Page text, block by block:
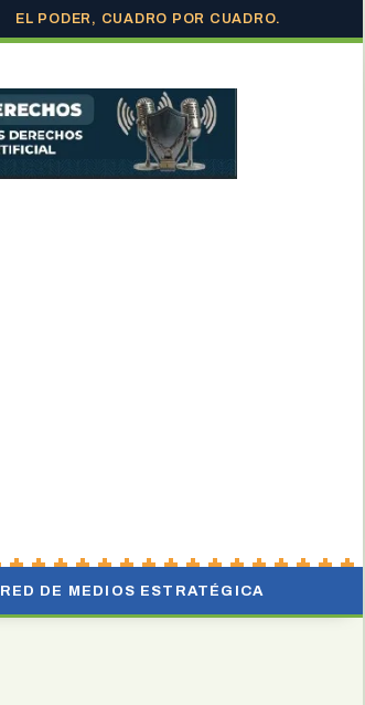
EL PODER, CUADRO POR CUADRO.
RED DE MEDIOS ESTRATÉGICA